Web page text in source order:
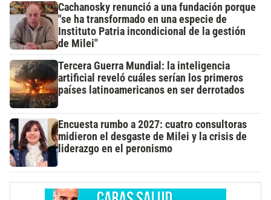
Cachanosky renunció a una fundación porque
"se ha transformado en una especie de
Instituto Patria incondicional de la gestión
de Milei"
Tercera Guerra Mundial: la inteligencia
artificial reveló cuáles serían los primeros
países latinoamericanos en ser derrotados
Encuesta rumbo a 2027: cuatro consultoras
midieron el desgaste de Milei y la crisis de
liderazgo en el peronismo